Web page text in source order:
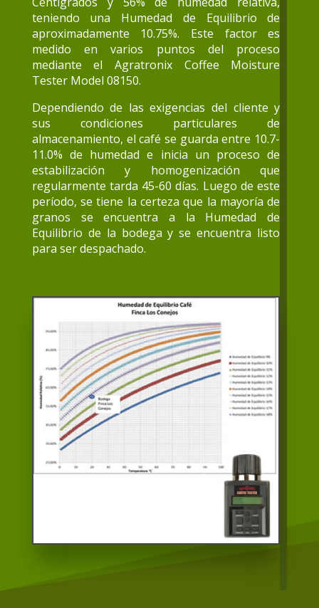
teniendo una Humedad de Equilibrio de
aproximadamente 10.75%. Este factor es
medido en varios puntos del proceso
mediante el Agratronix Coffee Moisture
Tester Model 08150.
Dependiendo de las exigencias del cliente y
sus condiciones particulares de
almacenamiento, el café se guarda entre 10.7-
11.0% de humedad e inicia un proceso de
estabilización y homogenización que
regularmente tarda 45-60 días. Luego de este
período, se tiene la certeza que la mayoría de
granos se encuentra a la Humedad de
Equilibrio de la bodega y se encuentra listo
para ser despachado.